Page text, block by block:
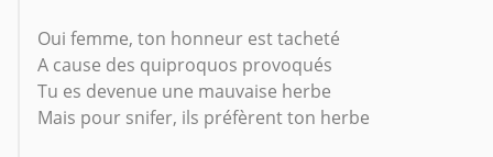
Oui femme, ton honneur est tacheté
A cause des quiproquos provoqués
Tu es devenue une mauvaise herbe
Mais pour snifer, ils préfèrent ton herbe